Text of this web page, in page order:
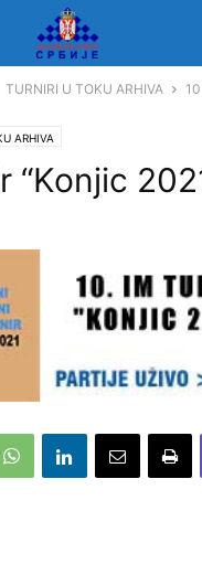
TURNIRI U TOKU ARHIVA
ARHIVA
“Konjic